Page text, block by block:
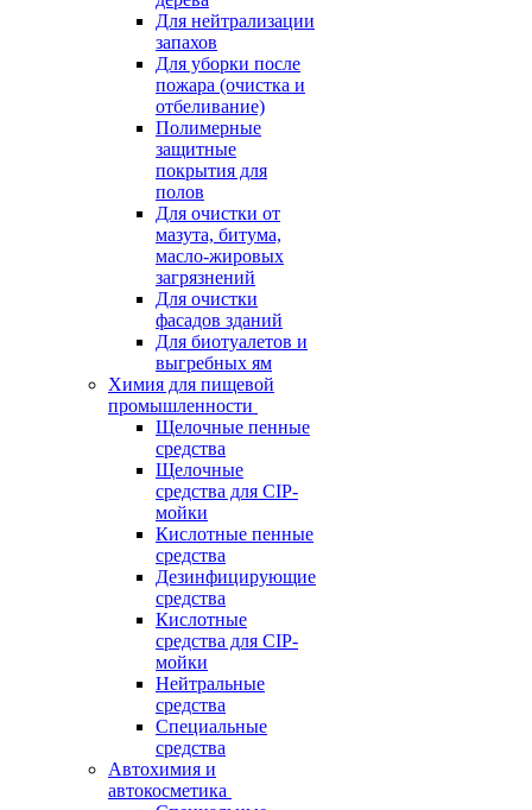
Для нейтрализации
запахов
Для уборки после
пожара (очистка и
отбеливание)
Полимерные
защитные
покрытия для
полов
Для очистки от
мазута, битума,
масло-жировых
загрязнений
Для очистки
фасадов зданий
Для биотуалетов и
выгребных ям
Химия для пищевой
промышленности
Щелочные пенные
средства
Щелочные
средства для CIP-
мойки
Кислотные пенные
средства
Дезинфицирующие
средства
Кислотные
средства для CIP-
мойки
Нейтральные
средства
Специальные
средства
Автохимия и
автокосметика